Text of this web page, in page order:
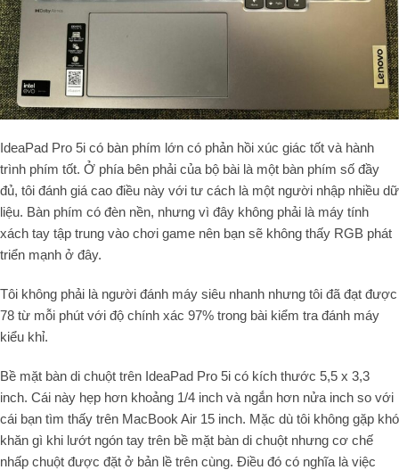
IdeaPad Pro 5i có bàn phím lớn có phản hồi xúc giác tốt và hành
trình phím tốt. Ở phía bên phải của bộ bài là một bàn phím số đầy
đủ, tôi đánh giá cao điều này với tư cách là một người nhập nhiều dữ
liệu. Bàn phím có đèn nền, nhưng vì đây không phải là máy tính
xách tay tập trung vào chơi game nên bạn sẽ không thấy RGB phát
triển mạnh ở đây.
Tôi không phải là người đánh máy siêu nhanh nhưng tôi đã đạt được
78 từ mỗi phút với độ chính xác 97% trong bài kiểm tra đánh máy
kiểu khỉ.
Bề mặt bàn di chuột trên IdeaPad Pro 5i có kích thước 5,5 x 3,3
inch. Cái này hẹp hơn khoảng 1/4 inch và ngắn hơn nửa inch so với
cái bạn tìm thấy trên MacBook Air 15 inch. Mặc dù tôi không gặp khó
khăn gì khi lướt ngón tay trên bề mặt bàn di chuột nhưng cơ chế
nhấp chuột được đặt ở bản lề trên cùng. Điều đó có nghĩa là việc